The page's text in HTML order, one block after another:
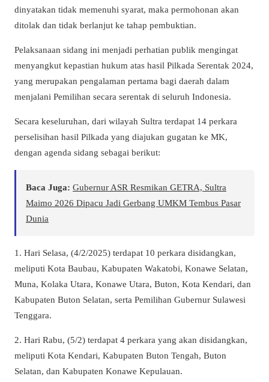
dinyatakan tidak memenuhi syarat, maka permohonan akan
ditolak dan tidak berlanjut ke tahap pembuktian.
Pelaksanaan sidang ini menjadi perhatian publik mengingat
menyangkut kepastian hukum atas hasil Pilkada Serentak 2024,
yang merupakan pengalaman pertama bagi daerah dalam
menjalani Pemilihan secara serentak di seluruh Indonesia.
Secara keseluruhan, dari wilayah Sultra terdapat 14 perkara
perselisihan hasil Pilkada yang diajukan gugatan ke MK,
dengan agenda sidang sebagai berikut:
Baca Juga: Gubernur ASR Resmikan GETRA, Sultra
Maimo 2026 Dipacu Jadi Gerbang UMKM Tembus Pasar
Dunia
1. Hari Selasa, (4/2/2025) terdapat 10 perkara disidangkan,
meliputi Kota Baubau, Kabupaten Wakatobi, Konawe Selatan,
Muna, Kolaka Utara, Konawe Utara, Buton, Kota Kendari, dan
Kabupaten Buton Selatan, serta Pemilihan Gubernur Sulawesi
Tenggara.
2. Hari Rabu, (5/2) terdapat 4 perkara yang akan disidangkan,
meliputi Kota Kendari, Kabupaten Buton Tengah, Buton
Selatan, dan Kabupaten Konawe Kepulauan.